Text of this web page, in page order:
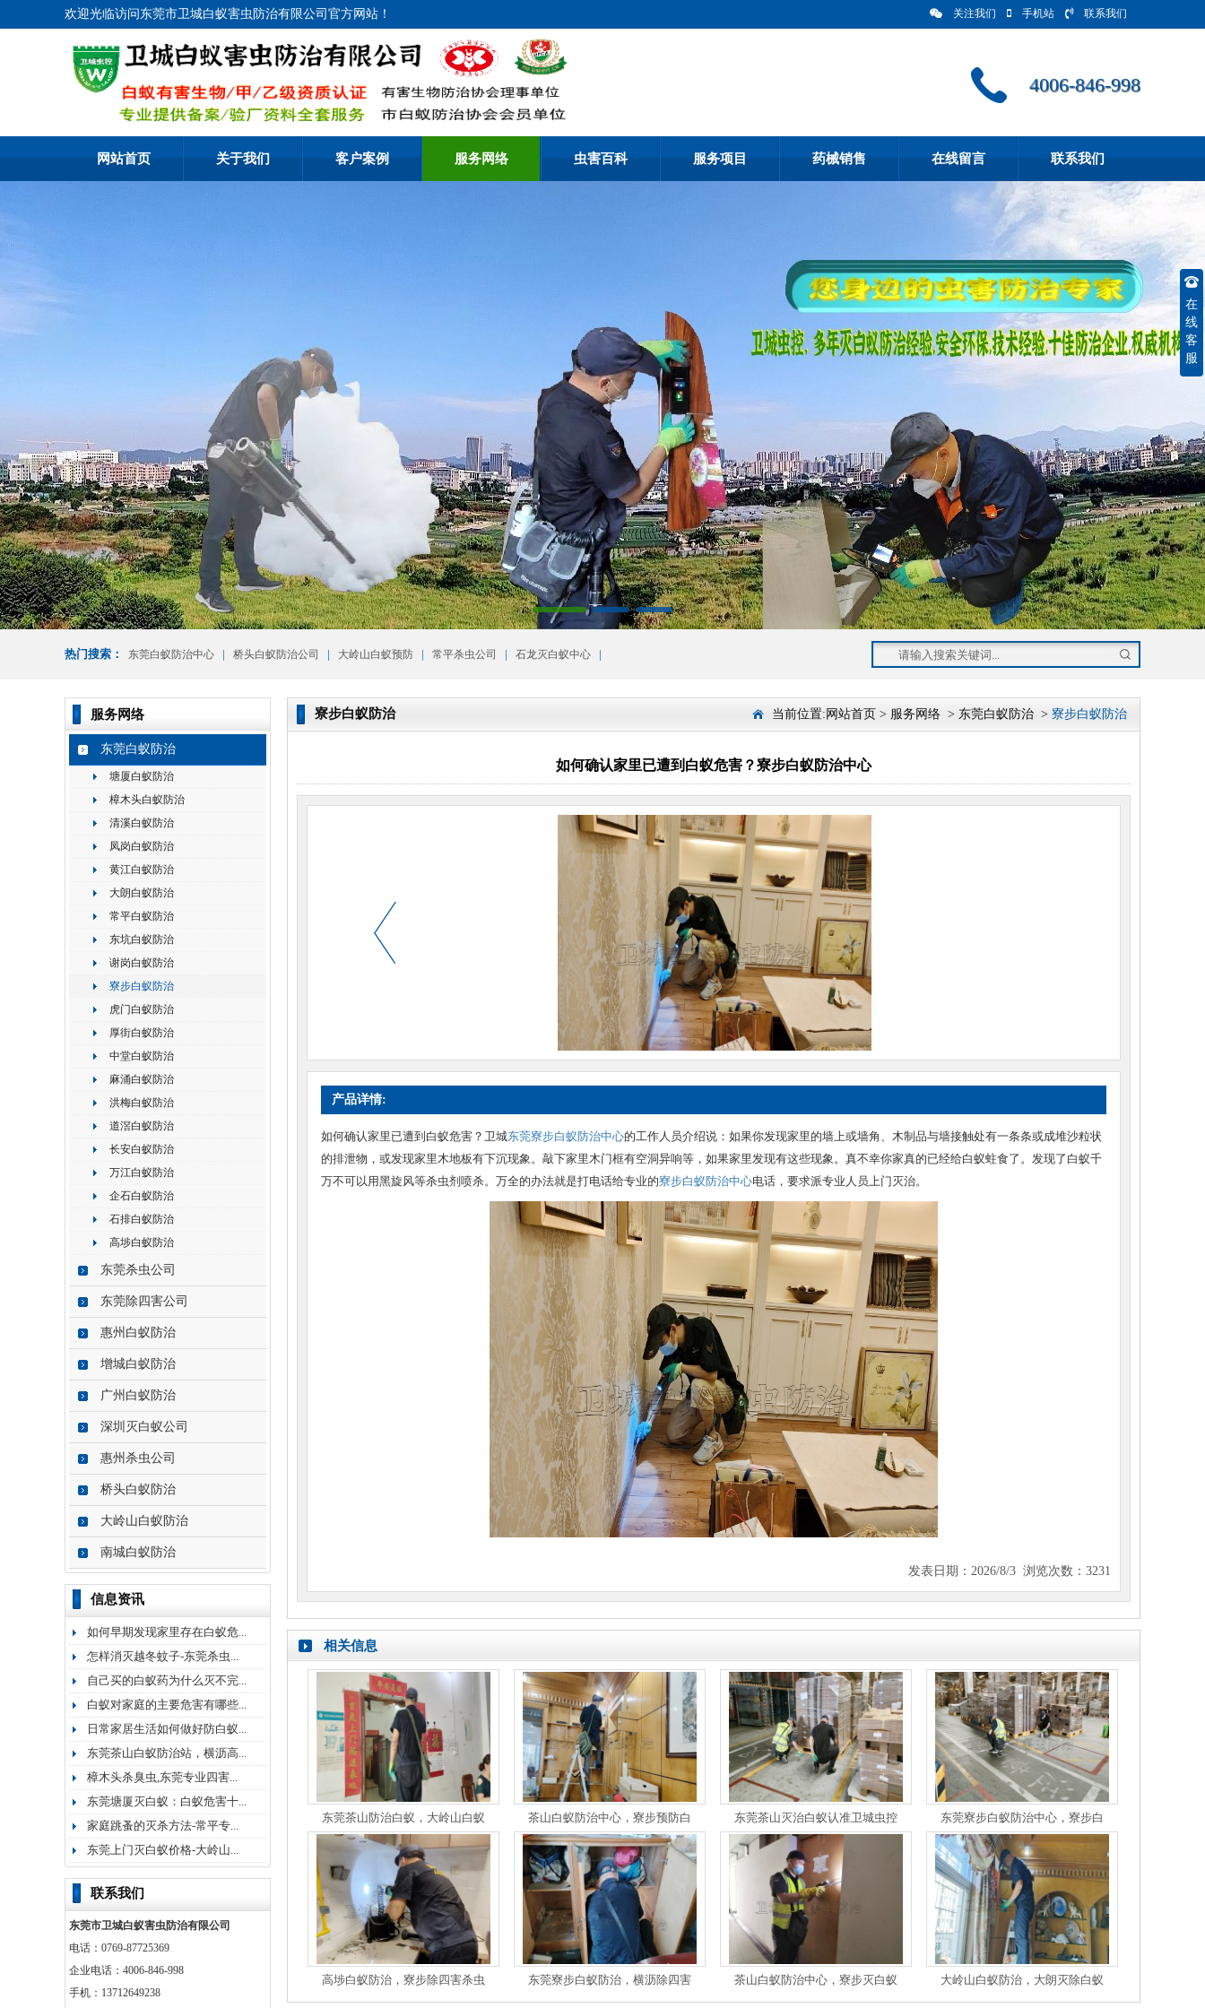
欢迎光临访问东莞市卫城白蚁害虫防治有限公司官方网站！ 关注我们 手机站 联系我们
4006-846-998
网站首页 关于我们 客户案例 服务网络 虫害百科 服务项目 药械销售 在线留言 联系我们
热门搜索： 东莞白蚁防治中心 | 桥头白蚁防治公司 | 大岭山白蚁预防 | 常平杀虫公司 | 石龙灭白蚁中心 |
服务网络
东莞白蚁防治
塘厦白蚁防治
樟木头白蚁防治
清溪白蚁防治
凤岗白蚁防治
黄江白蚁防治
大朗白蚁防治
常平白蚁防治
东坑白蚁防治
谢岗白蚁防治
寮步白蚁防治
虎门白蚁防治
厚街白蚁防治
中堂白蚁防治
麻涌白蚁防治
洪梅白蚁防治
道滘白蚁防治
长安白蚁防治
万江白蚁防治
企石白蚁防治
石排白蚁防治
高埗白蚁防治
东莞杀虫公司
东莞除四害公司
惠州白蚁防治
增城白蚁防治
广州白蚁防治
深圳灭白蚁公司
惠州杀虫公司
桥头白蚁防治
大岭山白蚁防治
南城白蚁防治
信息资讯
如何早期发现家里存在白蚁危...
怎样消灭越冬蚊子-东莞杀虫...
自己买的白蚁药为什么灭不完...
白蚁对家庭的主要危害有哪些...
日常家居生活如何做好防白蚁...
东莞茶山白蚁防治站，横沥高...
樟木头杀臭虫,东莞专业四害...
东莞塘厦灭白蚁：白蚁危害十...
家庭跳蚤的灭杀方法-常平专...
东莞上门灭白蚁价格-大岭山...
联系我们
东莞市卫城白蚁害虫防治有限公司
电话：0769-87725369
企业电话：4006-846-998
手机：13712649238
寮步白蚁防治 当前位置: 网站首页 > 服务网络 > 东莞白蚁防治 > 寮步白蚁防治
如何确认家里已遭到白蚁危害？寮步白蚁防治中心
产品详情:
如何确认家里已遭到白蚁危害？卫城东莞寮步白蚁防治中心的工作人员介绍说：如果你发现家里的墙上或墙角、木制品与墙接触处有一条条或成堆沙粒状
的排泄物，或发现家里木地板有下沉现象。敲下家里木门框有空洞异响等，如果家里发现有这些现象。真不幸你家真的已经给白蚁蛀食了。发现了白蚁千
万不可以用黑旋风等杀虫剂喷杀。万全的办法就是打电话给专业的寮步白蚁防治中心电话，要求派专业人员上门灭治。
发表日期：2026/8/3 浏览次数：3231
相关信息
东莞茶山防治白蚁，大岭山白蚁 茶山白蚁防治中心，寮步预防白 东莞茶山灭治白蚁认准卫城虫控 东莞寮步白蚁防治中心，寮步白
高埗白蚁防治，寮步除四害杀虫 东莞寮步白蚁防治，横沥除四害 茶山白蚁防治中心，寮步灭白蚁 大岭山白蚁防治，大朗灭除白蚁
在
线
客
服